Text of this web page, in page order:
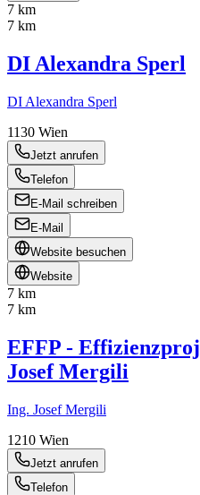
7 km
7 km
DI Alexandra Sperl
DI Alexandra Sperl
1130 Wien
Jetzt anrufen
Telefon
E-Mail schreiben
E-Mail
Website besuchen
Website
7 km
7 km
EFFP -
Josef Mergili
Ing. Josef Mergili
1210 Wien
Jetzt anrufen
Telefon